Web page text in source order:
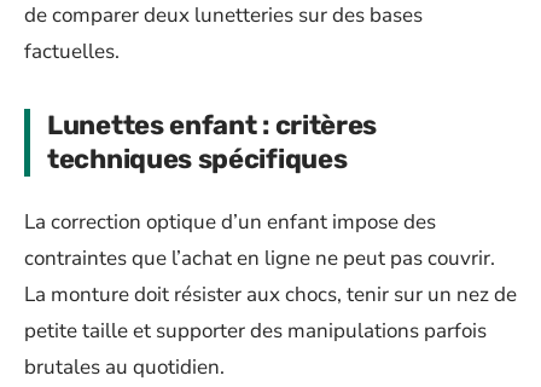
de comparer deux lunetteries sur des bases
factuelles.
Lunettes enfant : critères
techniques spécifiques
La correction optique d’un enfant impose des
contraintes que l’achat en ligne ne peut pas couvrir.
La monture doit résister aux chocs, tenir sur un nez de
petite taille et supporter des manipulations parfois
brutales au quotidien.